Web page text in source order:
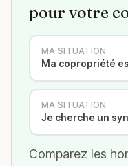
pour votre
MA SITUATION
Ma copropriété
MA SITUATION
Je cherche un
Comparez les